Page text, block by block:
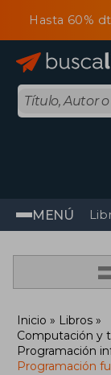
Hasta 60%
MENÚ
Inicio
Libros
Computación y
Programación
Programación